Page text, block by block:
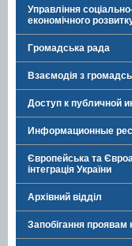
Управління
економічного
Громадська рада
Взаємодія з
Доступ к публичной
Информационные
Європейська та
інтеграція України
Архівний відділ
Запобігання проявам